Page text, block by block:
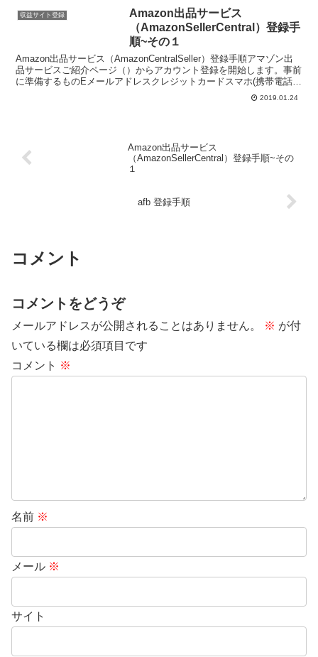
収益サイト登録
Amazon出品サービス
（AmazonSellerCentral）登録手
順~その１
Amazon出品サービス（AmazonCentralSeller）登録手順アマゾン出
品サービスご紹介ページ（）からアカウント登録を開始します。事前
に準備するものEメールアドレスクレジットカードスマホ(携帯電話）
2019.01.24
Amazon出品サービス
（AmazonSellerCentral）登録手順~その
１
afb 登録手順
コメント
コメントをどうぞ
メールアドレスが公開されることはありません。 ※ が付
いている欄は必須項目です
コメント ※
名前 ※
メール ※
サイト